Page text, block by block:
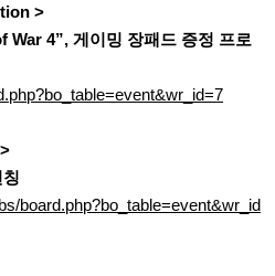
>
War 4”, 게이밍 장패드 증정 프로
board.php?bo_table=event&wr_id